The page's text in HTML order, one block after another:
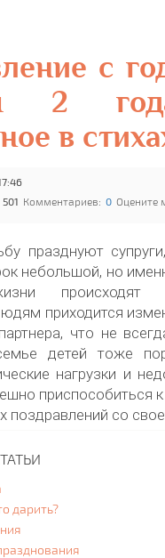
с
2
в
Комментариев: 0 Оцените
празднуют
небольшой, но
приходится
что не
детей тоже
нагрузки и
приспособиться
поздравлений со
дарить?